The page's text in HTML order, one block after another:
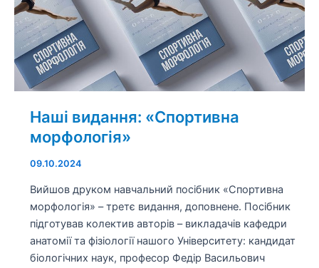
Наші видання: «Спортивна
морфологія»
09.10.2024
Вийшов друком навчальний посібник «Спортивна
морфологія» – третє видання, доповнене. Посібник
підготував колектив авторів – викладачів кафедри
анатомії та фізіології нашого Університету: кандидат
біологічних наук, професор Федір Васильович